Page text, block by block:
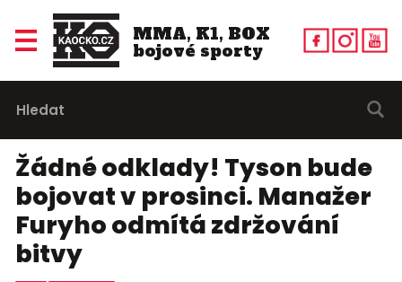
MMA, K1, BOX
bojové sporty
Žádné odklady! Tyson bude
bojovat v prosinci. Manažer
Furyho odmítá zdržování
bitvy